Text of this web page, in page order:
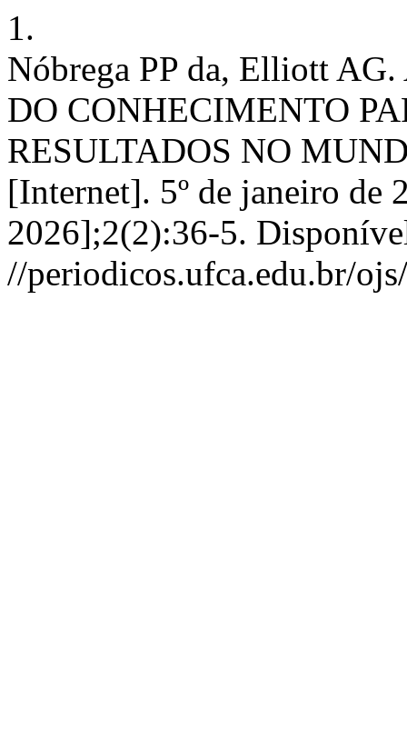
1.
Nóbrega PP da, Elliott
DO CONHECIMENTO
RESULTADOS NO
[Internet]. 5º de janeiro de
2026];2(2):36-5.
//periodicos.ufca.edu.br/